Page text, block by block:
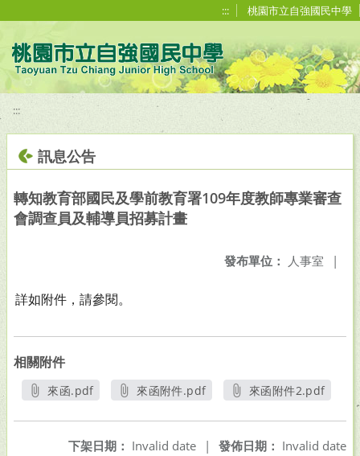
::: 桃園市立自強國民中學
:::
訊息公告
轉知教育部國民及學前教育署109年度教師專業審查
會調查員及輔導員招募計畫
發布單位： 人事室 |
詳如附件，請參閱。
相關附件
來函.pdf
來函附件.pdf
來函附件2.pdf
發佈日期： Invalid date
下架日期： Invalid date
|